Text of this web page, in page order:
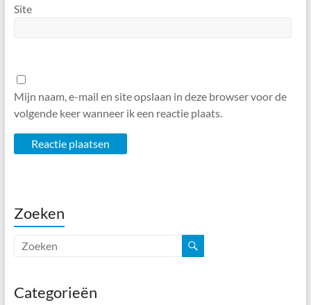
Site
Mijn naam, e-mail en site opslaan in deze browser voor de
volgende keer wanneer ik een reactie plaats.
Zoeken
Categorieën